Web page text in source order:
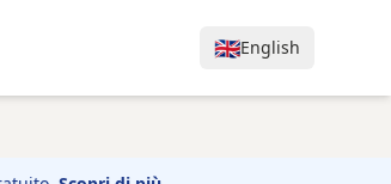
🇬🇧English